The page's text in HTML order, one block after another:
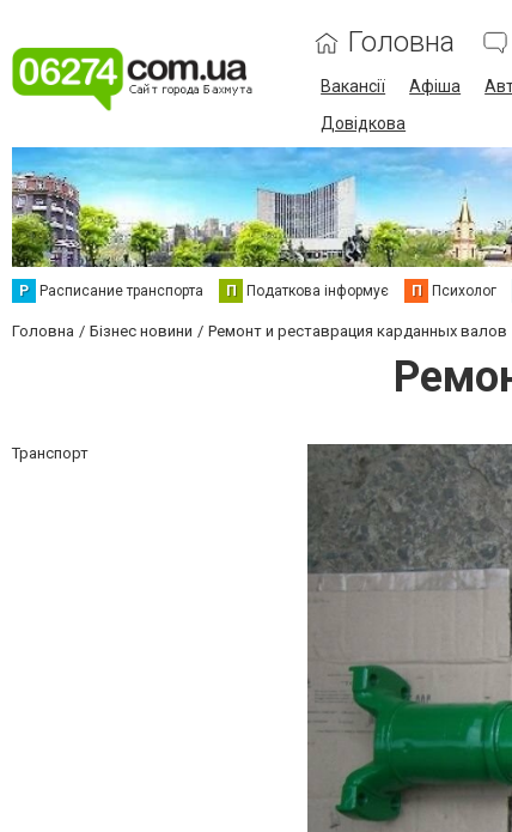
Головна
Вакансії Афіша
Довідкова
Р Расписание транспорта П Податкова інформує П Психолог
Головна Бізнес новини Ремонт и реставрация карданных валов
Транспорт